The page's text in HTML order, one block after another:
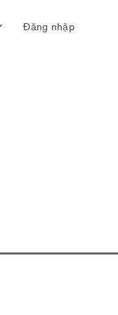
Đăng nhập